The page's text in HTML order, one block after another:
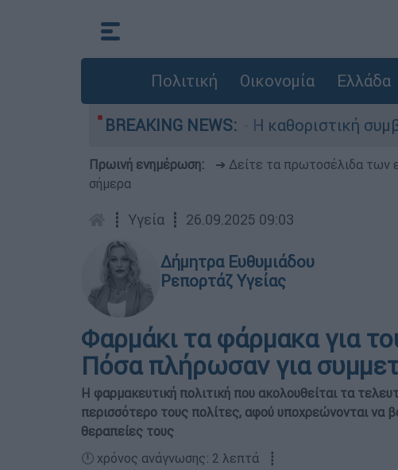
Πολιτική Οικονομία Ελλάδα
BREAKING NEWS:
Γουίλιαμ Όρμπιτ - Η καθοριστική συμβολή του
Πρωινή ενημέρωση: ➔ Δείτε τα πρωτοσέλιδα των
σήμερα
┋ Υγεία ┋ 26.09.2025 09:03
Δήμητρα Ευθυμιάδου
Ρεπορτάζ Υγείας
Φαρμάκι τα φάρμακα για
Πόσα πλήρωσαν για
Η φαρμακευτική πολιτική που ακολουθείται τα
περισσότερο τους πολίτες, αφού υποχρεώνονται να
θεραπείες τους
🕛 χρόνος ανάγνωσης: 2 λεπτά ┋